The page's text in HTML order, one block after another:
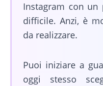
Instagram con
difficile. Anzi, è
da realizzare.
Puoi iniziare a
oggi stesso